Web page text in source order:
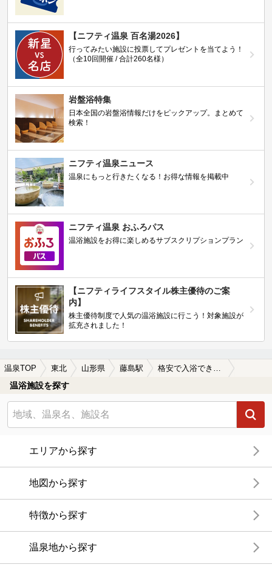
【ニフティ温泉 百名湯2026】
行ってみたい施設に投票してプレゼントを当てよう！
（全10回開催 / 合計260名様）
岩盤浴特集
日本全国の岩盤浴情報だけをピックアップ。まとめて
検索！
ニフティ温泉ニュース
温泉にもっと行きたくなる！お得な情報を掲載中
ニフティ温泉 おふろパス
温浴施設をお得に楽しめるサブスクリプションプラン
【ニフティライフスタイル株主優待のご案
内】
株主優待制度で人気の温浴施設に行こう！対象施設が
拡充されました！
温泉TOP 東北 山形県 藤島駅
温浴施設を探す
エリアから探す
地図から探す
特徴から探す
温泉地から探す